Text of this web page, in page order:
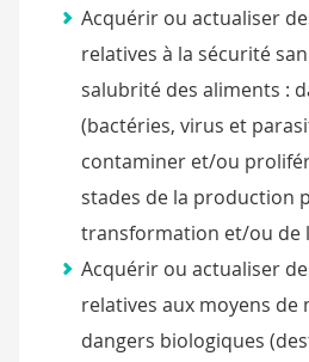
Acquérir ou actualiser
relatives à la sécurité
salubrité des aliments :
(bactéries, virus et
contaminer et/ou
stades de la production
transformation et/ou de
Acquérir ou actualiser
relatives aux moyens de
dangers biologiques